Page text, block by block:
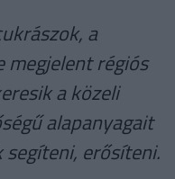
a
megjelent régiós
a közeli
alapanyagait
segíteni, erősíteni.